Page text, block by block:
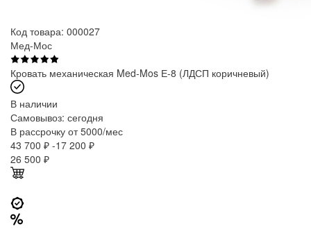
Код товара: 000027
Мед-Мос
Кровать механическая Med-Mos Е-8 (ЛДСП коричневый)
В наличии
Самовывоз: сегодня
В рассрочку от 5000/мес
43 700 ₽ -17 200 ₽
26 500 ₽